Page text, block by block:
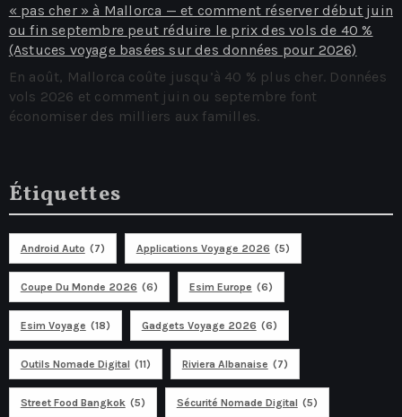
« pas cher » à Mallorca — et comment réserver début juin
ou fin septembre peut réduire le prix des vols de 40 %
(Astuces voyage basées sur des données pour 2026)
En août, Mallorca coûte jusqu’à 40 % plus cher. Données
vols 2026 et comment juin ou septembre font
économiser des milliers aux familles.
Étiquettes
Android Auto (7) Applications Voyage 2026 (5)
Coupe Du Monde 2026 (6) Esim Europe (6)
Esim Voyage (18) Gadgets Voyage 2026 (6)
Outils Nomade Digital (11) Riviera Albanaise (7)
Street Food Bangkok (5) Sécurité Nomade Digital (5)